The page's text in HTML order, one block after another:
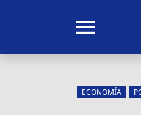
menu
ECONOMÍA